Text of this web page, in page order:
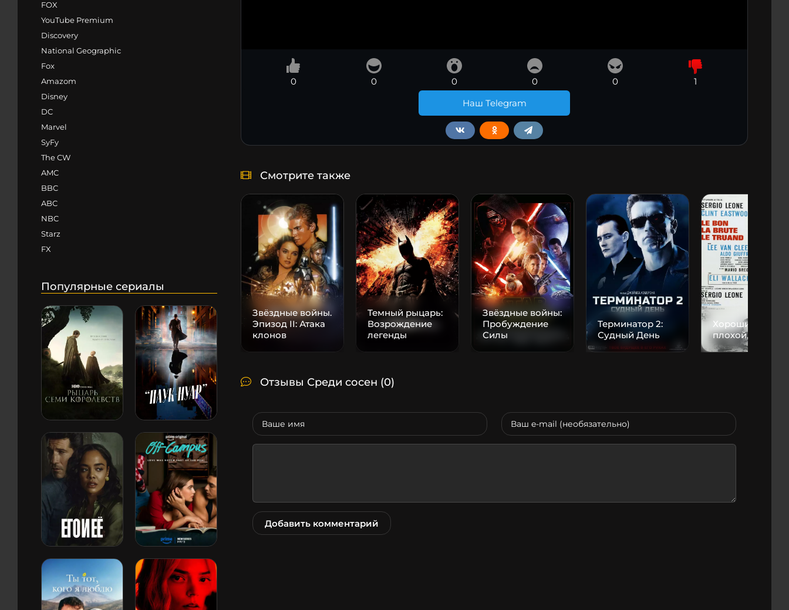
FOX
YouTube Premium
Discovery
National Geographic
Fox
Amazom
Disney
DC
Marvel
SyFy
The CW
AMC
BBC
ABC
NBC
Starz
FX
Популярные сериалы
0 0 0 0 0
1
Наш Telegram
Смотрите также
Звёздные войны.
Эпизод II: Атака
клонов
Темный рыцарь:
Возрождение
легенды
Звёздные войны:
Пробуждение
Силы
Терминатор 2:
Судный День
Хороший,
плохой, злой
Отзывы Среди сосен (0)
Добавить комментарий